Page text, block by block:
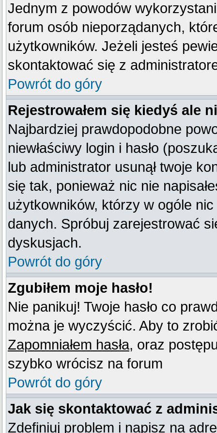
Jednym z powodów
forum osób nieporządanych,
użytkowników. Jeżeli jesteś
skontaktować się z
Powrót do góry
Rejestrowałem się kiedyś ale
Najbardziej prawdopodobne
niewłaściwy login i hasło
lub administrator usunął twoje
się tak, ponieważ nic nie
użytkowników, którzy w ogóle
danych. Spróbuj zarejestrować
dyskusjach.
Powrót do góry
Zgubiłem moje hasło!
Nie panikuj! Twoje hasło co
można je wyczyścić. Aby to
Zapomniałem hasła, oraz
szybko wrócisz na forum
Powrót do góry
Jak się skontaktować z
Zdefiniuj problem i napisz na